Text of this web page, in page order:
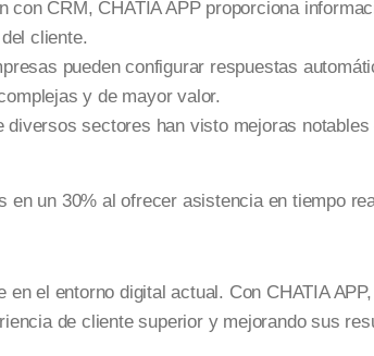
con CRM, CHATIA APP proporciona
cliente.
pueden configurar respuestas
y de mayor valor.
diversos sectores han visto mejoras
un 30% al ofrecer asistencia en tiempo
el entorno digital actual. Con CHATIA
de cliente superior y mejorando sus